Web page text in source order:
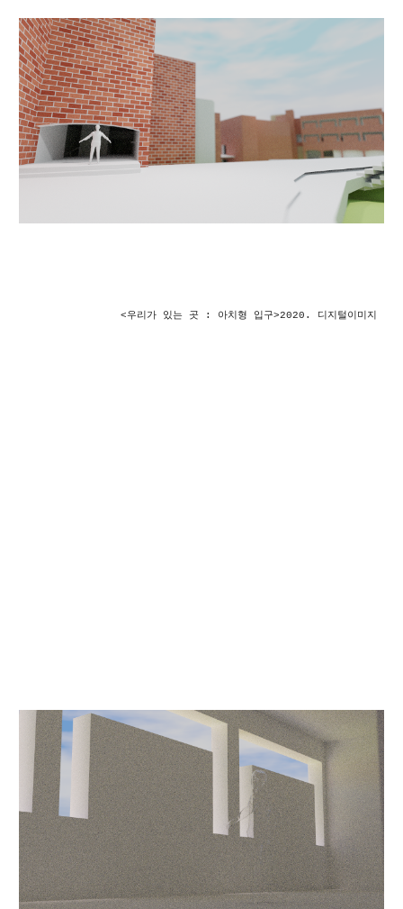
<우리가 있는 곳 : 아치형 입구>2020. 디지털이미지